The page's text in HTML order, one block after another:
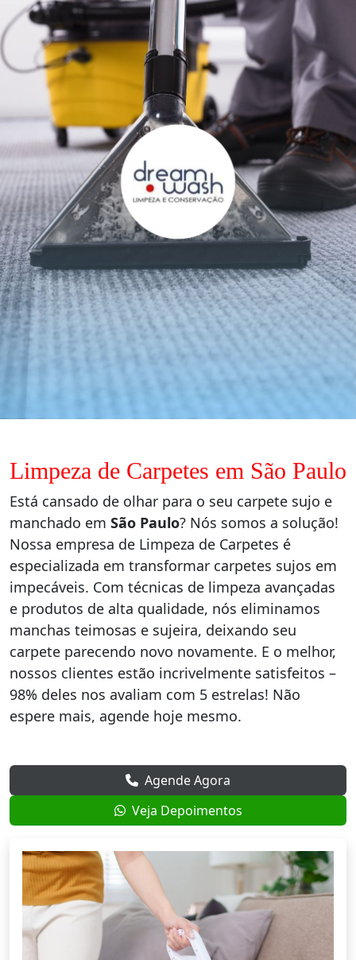
Limpeza de Carpetes em São Paulo
Está cansado de olhar para o seu carpete sujo e
manchado em São Paulo? Nós somos a solução!
Nossa empresa de Limpeza de Carpetes é
especializada em transformar carpetes sujos em
impecáveis. Com técnicas de limpeza avançadas
e produtos de alta qualidade, nós eliminamos
manchas teimosas e sujeira, deixando seu
carpete parecendo novo novamente. E o melhor,
nossos clientes estão incrivelmente satisfeitos –
98% deles nos avaliam com 5 estrelas! Não
espere mais, agende hoje mesmo.
Agende Agora
Veja Depoimentos